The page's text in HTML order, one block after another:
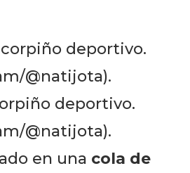
deportivo.
@natijota).
en una cola de